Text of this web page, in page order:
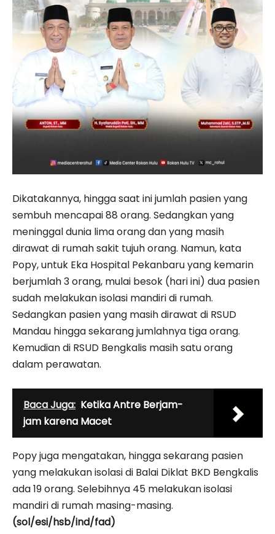
Dikatakannya, hingga saat ini jumlah pasien yang
sembuh mencapai 88 orang. Sedangkan yang
meninggal dunia lima orang dan yang masih
dirawat di rumah sakit tujuh orang. Namun, kata
Popy, untuk Eka Hospital Pekanbaru yang kemarin
berjumlah 3 orang, mulai besok (hari ini) dua pasien
sudah melakukan isolasi mandiri di rumah.
Sedangkan pasien yang masih dirawat di RSUD
Mandau hingga sekarang jumlahnya tiga orang.
Kemudian di RSUD Bengkalis masih satu orang
dalam perawatan.
Baca Juga: Ketika Antre Berjam-
jam karena Macet
Popy juga mengatakan, hingga sekarang pasien
yang melakukan isolasi di Balai Diklat BKD Bengkalis
ada 19 orang. Selebihnya 45 melakukan isolasi
mandiri di rumah masing-masing.
(sol/esi/hsb/ind/fad)